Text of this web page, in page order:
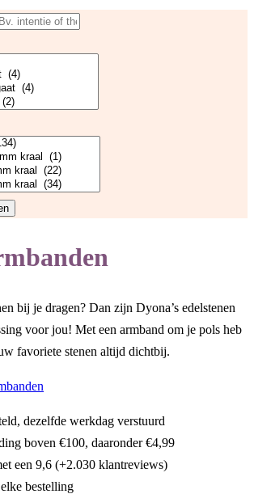
bij je dragen? Dan zijn Dyona’s edelstenen
voor jou! Met een armband om je pols heb
favoriete stenen altijd dichtbij.
dezelfde werkdag verstuurd
boven €100, daaronder €4,99
een 9,6 (+2.030 klantreviews)
bestelling